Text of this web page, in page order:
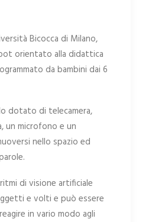
Bicocca di Milano,
orientato alla didattica
da bambini dai 6
dotato di telecamera,
un microfono e un
nello spazio ed
di visione artificiale
e volti e può essere
in vario modo agli